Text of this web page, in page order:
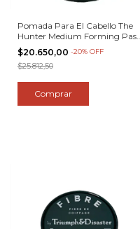
Pomada Para El Cabello The
Hunter Medium Forming Paste
100ml
$20.650,00 -20% OFF
$25.812,50